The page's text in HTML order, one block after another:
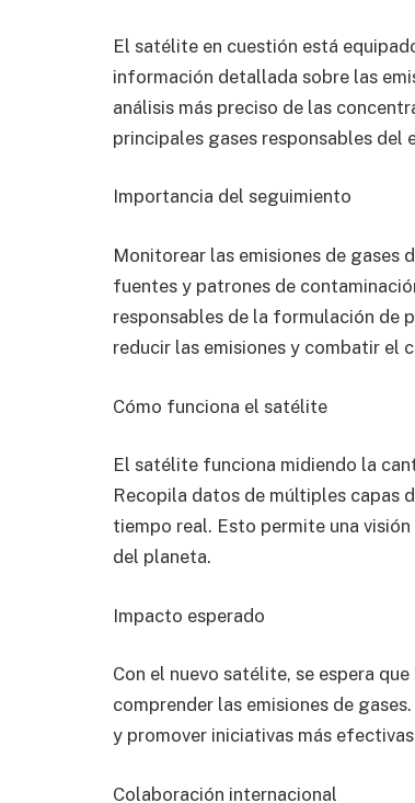
El satélite en cuestión está
información detallada sobre las
análisis más preciso de las
principales gases responsables del
Importancia del seguimiento
Monitorear las emisiones de gases
fuentes y patrones de
responsables de la formulación de
reducir las emisiones y combatir el
Cómo funciona el satélite
El satélite funciona midiendo la
Recopila datos de múltiples capas
tiempo real. Esto permite una
del planeta.
Impacto esperado
Con el nuevo satélite, se espera
comprender las emisiones de
y promover iniciativas más
Colaboración internacional